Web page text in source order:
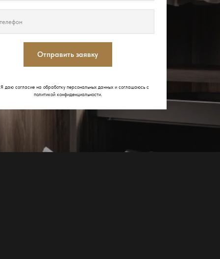
Отправить заявку
Я даю согласие на обработку персональных данных и соглашаюсь с
политикой конфиденциальности.